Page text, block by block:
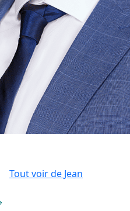
Tout voir de Jean